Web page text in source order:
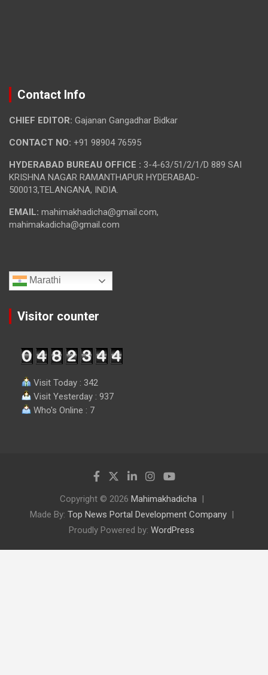
Contact Info
CHIEF EDITOR: Gajanan Gangadhar Bidkar
CONTACT NO: +91 98904 76595
HYDERABAD BUREAU OFFICE : 3-4-63/51/2/1/D 889 SAI
KRISHNA NAGAR RAMANTHAPUR HYDERABAD-
500013,TELANGANA, INDIA.
EMAIL: mahimakhadicha@gmail.com,
mahimakadicha@gmail.com
Marathi
Visitor counter
Visit Today : 342
Visit Yesterday : 937
Who's Online : 7
Copyright © 2026 Mahimakhadicha
Made By: Top News Portal Development Company
Proudly Powered by: WordPress